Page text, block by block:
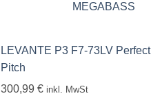
MEGABASS
LEVANTE P3 F7-73LV Perfect
Pitch
300,99 € inkl. MwSt